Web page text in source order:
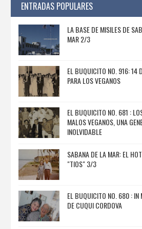
ENTRADAS POPULARES
LA BASE DE MISILES DE
MAR 2/3
EL BUQUICITO NO. 916: 14
PARA LOS VEGANOS
EL BUQUICITO NO. 681 :
MALOS VEGANOS, UNA
INOLVIDABLE
SABANA DE LA MAR: EL
"TIOS" 3/3
EL BUQUICITO NO. 680 : IN
DE CUQUI CORDOVA